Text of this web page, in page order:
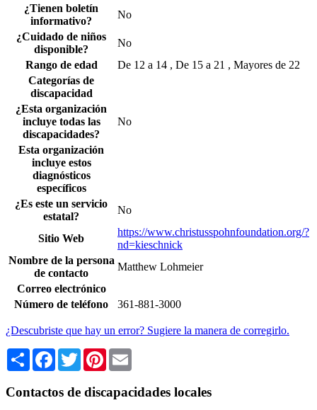
¿Tienen boletín
informativo?
No
¿Cuidado de niños
disponible?
No
Rango de edad
De 12 a 14 , De 15 a 21 , Mayores de 22
Categorías de
discapacidad
¿Esta organización
incluye todas las
discapacidades?
No
Esta organización
incluye estos
diagnósticos
específicos
¿Es este un servicio
estatal?
No
Sitio Web
https://www.christusspohnfoundation.org/?
nd=kieschnick
Nombre de la persona
de contacto
Matthew Lohmeier
Correo electrónico
Número de teléfono
361-881-3000
¿Descubriste que hay un error? Sugiere la manera de corregirlo.
Share Facebook
TwitterPinterest
Contactos de discapacidades locales